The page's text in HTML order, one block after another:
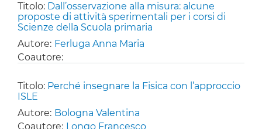
Titolo: Dall’osservazione alla misura: alcune
proposte di attività sperimentali per i corsi di
Scienze della Scuola primaria
Autore: Ferluga Anna Maria
Coautore:
Titolo: Perché insegnare la Fisica con l’approccio
ISLE
Autore: Bologna Valentina
Coautore: Longo Francesco